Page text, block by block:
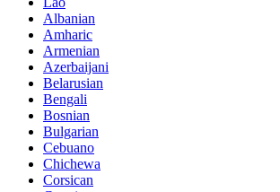
Albanian
Amharic
Armenian
Azerbaijani
Belarusian
Bengali
Bosnian
Bulgarian
Cebuano
Chichewa
Corsican